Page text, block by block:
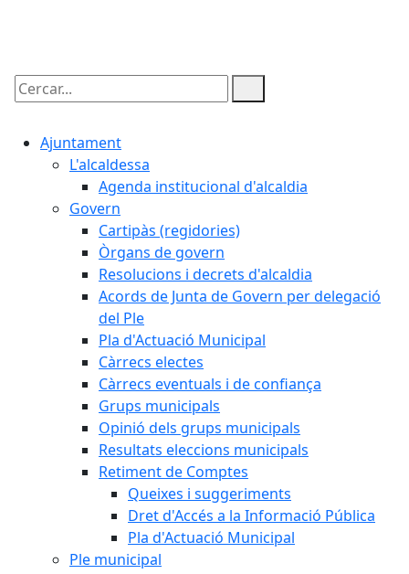
Cercar:
Ajuntament
L'alcaldessa
Agenda institucional d'alcaldia
Govern
Cartipàs (regidories)
Òrgans de govern
Resolucions i decrets d'alcaldia
Acords de Junta de Govern per delegació
del Ple
Pla d'Actuació Municipal
Càrrecs electes
Càrrecs eventuals i de confiança
Grups municipals
Opinió dels grups municipals
Resultats eleccions municipals
Retiment de Comptes
Queixes i suggeriments
Dret d'Accés a la Informació Pública
Pla d'Actuació Municipal
Ple municipal